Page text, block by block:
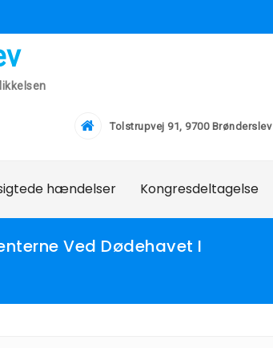
Tolstrupvej 91, 9700 Brønderslev
hændelser Kongresdeltagelse
Ved Dødehavet I